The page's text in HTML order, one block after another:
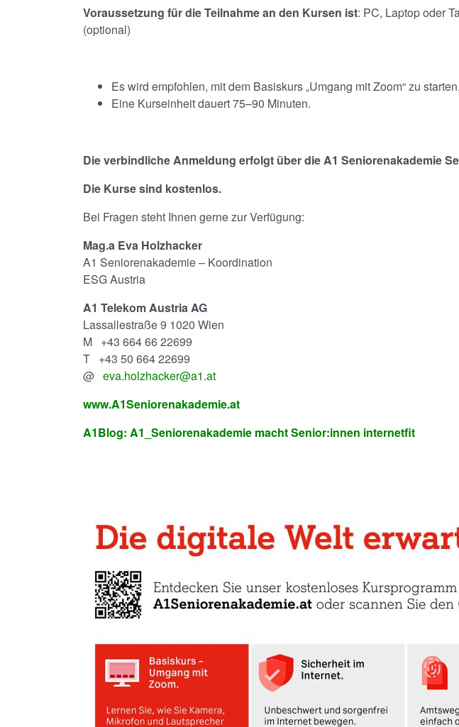
Voraussetzung für die Teilnahme an den Kursen ist: PC, Laptop oder
(optional)
Es wird empfohlen, mit dem Basiskurs „Umgang mit Zoom“ zu
Eine Kurseinheit dauert 75–90 Minuten.
Die verbindliche Anmeldung erfolgt über die A1 Seniorenakademie
Die Kurse sind kostenlos.
Bei Fragen steht Ihnen gerne zur Verfügung:
Mag.a Eva Holzhacker
A1 Seniorenakademie – Koordination
ESG Austria
A1 Telekom Austria AG
Lassallestraße 9 1020 Wien
M +43 664 66 22699
T +43 50 664 22699
@ eva.holzhacker@a1.at
www.A1Seniorenakademie.at
A1Blog: A1_Seniorenakademie macht Senior:innen internetfit